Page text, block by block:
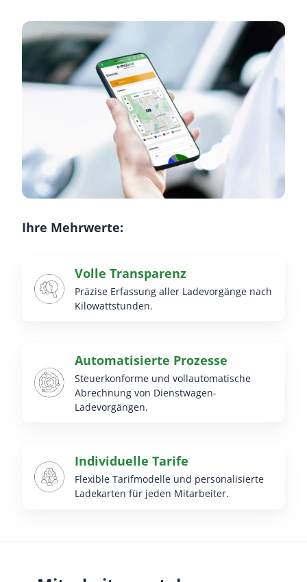
Ihre Mehrwerte:
Volle Transparenz
Präzise Erfassung aller Ladevorgänge nach
Kilowattstunden.
Automatisierte Prozesse
Steuerkonforme und vollautomatische
Abrechnung von Dienstwagen-
Ladevorgängen.
Individuelle Tarife
Flexible Tarifmodelle und personalisierte
Ladekarten für jeden Mitarbeiter.